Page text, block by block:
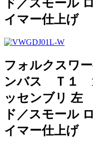
ド／スモール
イマー仕上げ
フォルクスワ
ンバス Ｔ１
ッセンブリ 左
ド／スモール
イマー仕上げ